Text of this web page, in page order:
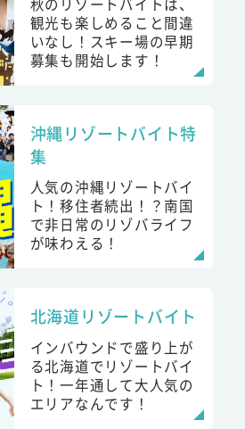
観光も楽しめること間違
いなし！スキー場の早期
募集も開始します！
沖縄リゾートバイト特
集
人気の沖縄リゾートバイ
ト！移住者続出！？南国
で非日常のリゾバライフ
が味わえる！
北海道リゾートバイト
インバウンドで盛り上が
る北海道でリゾートバイ
ト！一年通して大人気の
エリアなんです！